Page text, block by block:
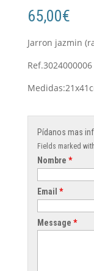
65,00€
Jarron jazmin
Pídanos mas
Fields marked
Nombre *
Email *
Message *